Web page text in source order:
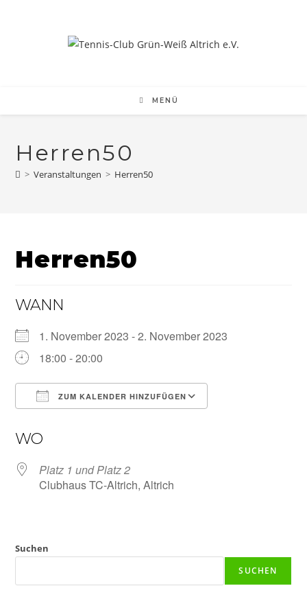
MENÜ
Herren50
> Veranstaltungen > Herren50
Herren50
WANN
1. November 2023 - 2. November 2023
18:00 - 20:00
ZUM KALENDER HINZUFÜGEN
WO
Platz 1 und Platz 2
Clubhaus TC-Altrich, Altrich
Suchen
SUCHEN